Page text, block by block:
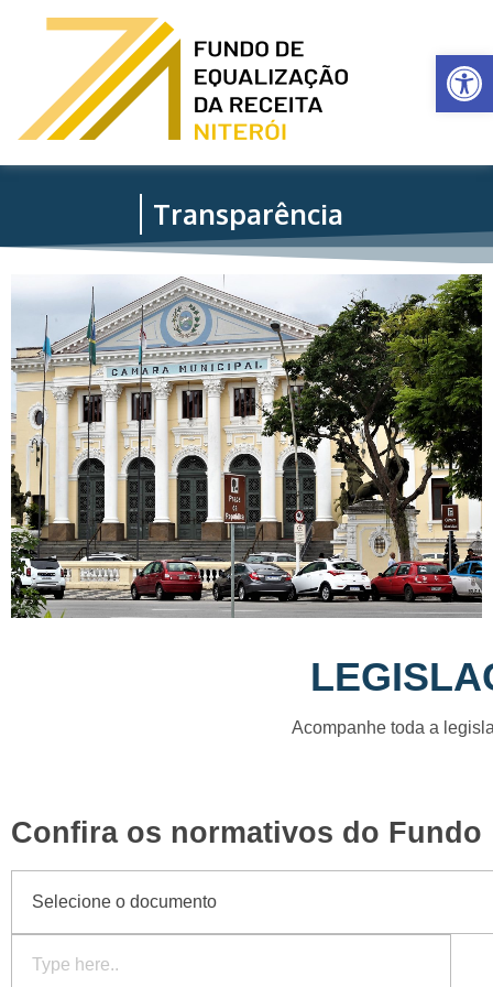
Transparência
Acompanhe toda a
Confira os normativos do Fundo